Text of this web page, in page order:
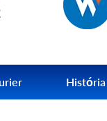
Leia mais
História